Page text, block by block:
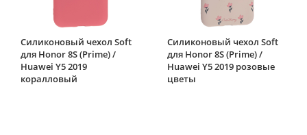
Силиконовый чехол Soft
для Honor 8S (Prime) /
Huawei Y5 2019
коралловый
Силиконовый чехол Soft
для Honor 8S (Prime) /
Huawei Y5 2019 розовые
цветы